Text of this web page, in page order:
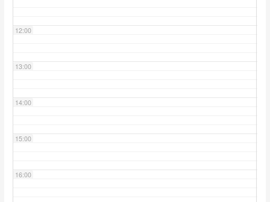
12:00
13:00
14:00
15:00
16:00